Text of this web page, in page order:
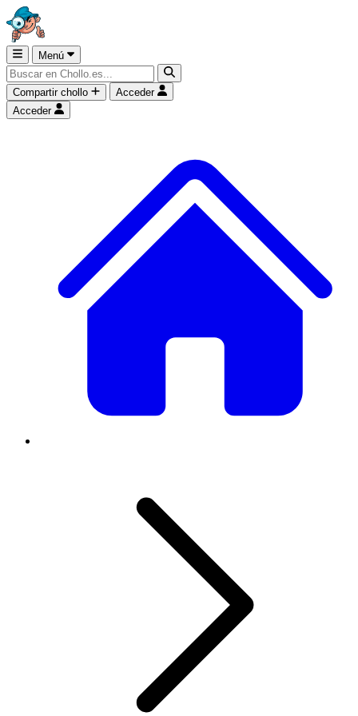
Menú
Compartir chollo
Acceder
Acceder